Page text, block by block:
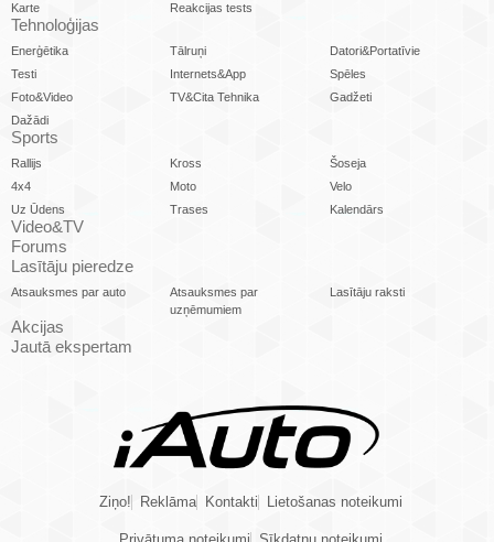
Karte
Reakcijas tests
Tehnoloģijas
Enerģētika Tālruņi
Datori&Portatīvie
Testi
Internets&App
Spēles
Foto&Video
TV&Cita Tehnika
Gadžeti
Dažādi
Sports
Rallijs Kross
Šoseja
4x4
Moto
Velo
Uz Ūdens
Trases Kalendārs
Video&TV
Forums
Lasītāju pieredze
Atsauksmes par auto
Atsauksmes par
uzņēmumiem
Lasītāju raksti
Akcijas
Jautā ekspertam
Ziņo! Reklāma Kontakti Lietošanas noteikumi